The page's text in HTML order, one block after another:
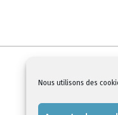
Nous utilisons des